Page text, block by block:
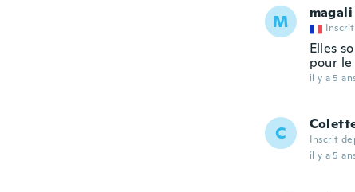
M magali
Elles
pour
il y a 5
C Inscrit
il y a 5